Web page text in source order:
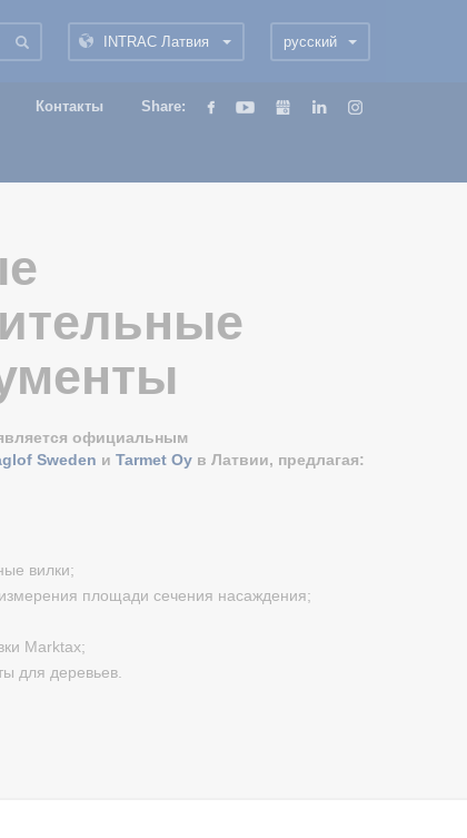
русский
INTRAC Латвия
Контакты Share:
официальным
Sweden и Tarmet Oy в Латвии, предлагая:
вилки;
площади сечения насаждения;
Marktax;
для деревьев.